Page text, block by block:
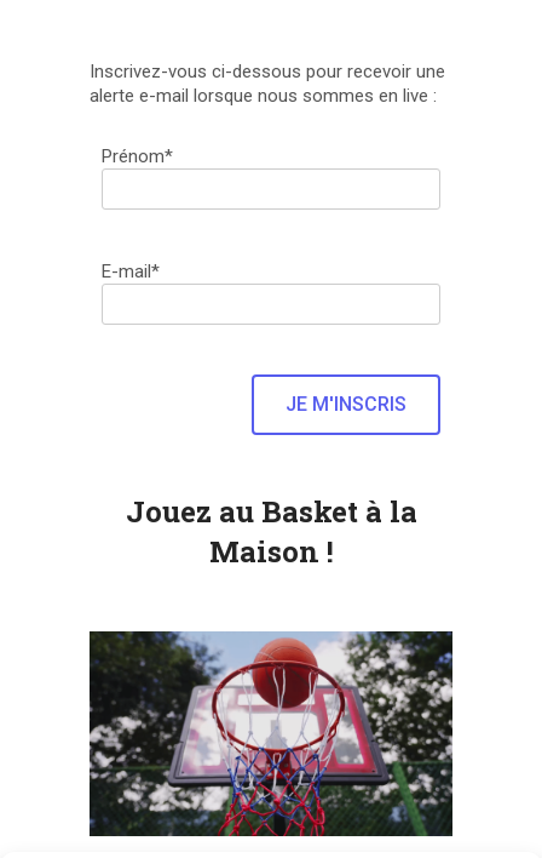
Inscrivez-vous ci-dessous pour recevoir une
alerte e-mail lorsque nous sommes en live :
Prénom*
E-mail*
Jouez au Basket à la
Maison !